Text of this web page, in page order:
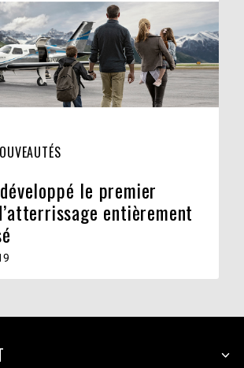
le premier
entièrement